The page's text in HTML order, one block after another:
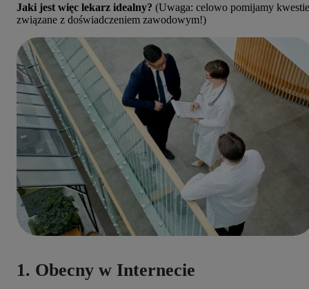
Jaki jest więc lekarz idealny? (Uwaga: celowo pomijamy kwestie
związane z doświadczeniem zawodowym!)
1. Obecny w Internecie